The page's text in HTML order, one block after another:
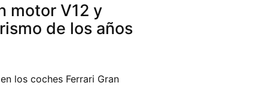
motor V12 y
de los años
los coches Ferrari Gran